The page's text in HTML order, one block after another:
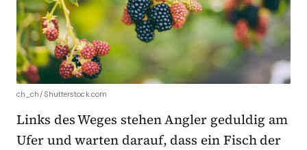
ch_ch/ Shutterstock.com
Links des Weges stehen Angler geduldig am
Ufer und warten darauf, dass ein Fisch der